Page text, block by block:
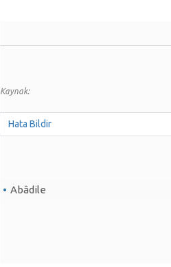
Kaynak:
Hata Bildir
Abâdile